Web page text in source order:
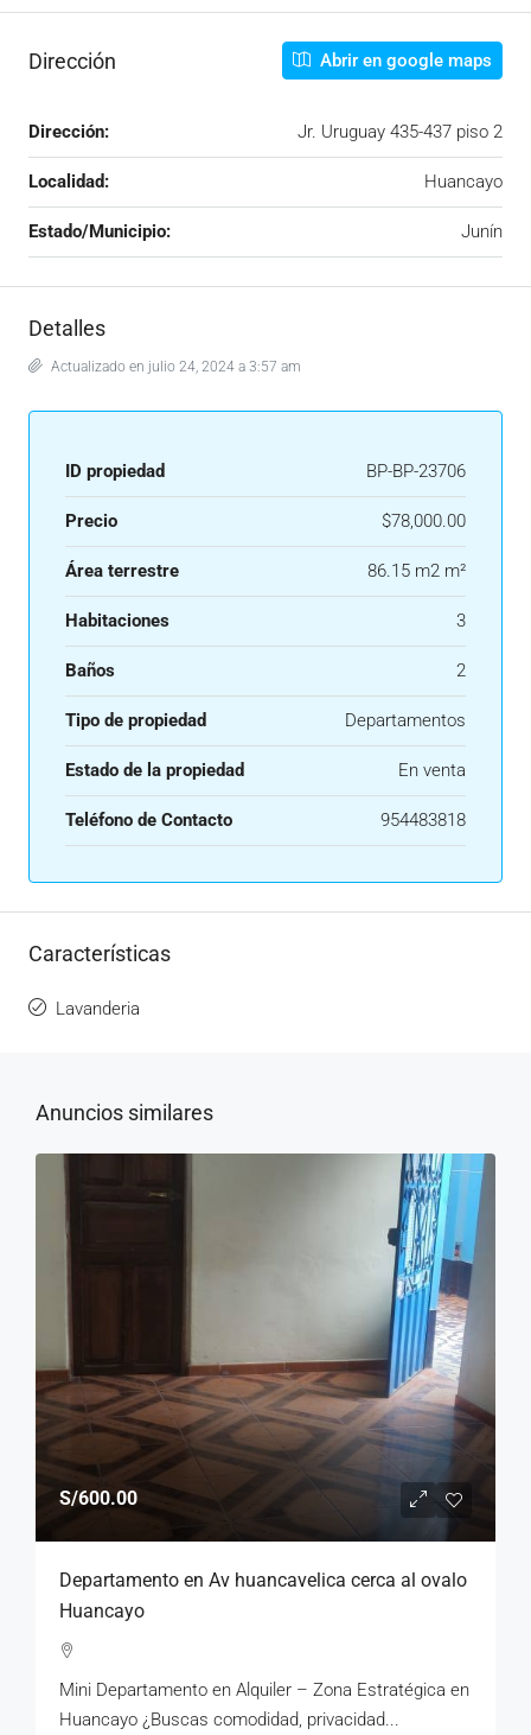
Dirección Abrir en google maps
Dirección: Jr. Uruguay 435-437 piso 2
Localidad: Huancayo
Estado/Municipio: Junín
Detalles
Actualizado en julio 24, 2024 a 3:57 am
ID propiedad BP-BP-23706
Precio $78,000.00
Área terrestre 86.15 m2 m²
Habitaciones 3
Baños 2
Tipo de propiedad Departamentos
Estado de la propiedad En venta
Teléfono de Contacto 954483818
Características
Lavanderia
Anuncios similares
S/600.00
Departamento en Av huancavelica cerca al ovalo
Huancayo
Mini Departamento en Alquiler – Zona Estratégica en
Huancayo ¿Buscas comodidad, privacidad...